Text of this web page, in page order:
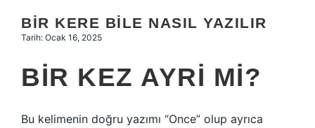
Hakkımızda
BIR KERE BILE NASIL YAZILIR
Tarih: Ocak 16, 2025
BIR KEZ AYRI MI?
Bu kelimenin doğru yazımı “Once” olup ayrıca